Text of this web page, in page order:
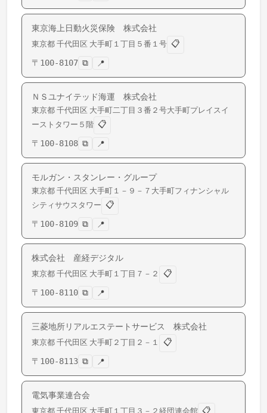
東京海上日動火災保険 株式会社
東京都 千代田区 大手町 １丁目５番１号 📋
〒 100-8107 ⧉ 📍
ＮＳユナイテッド海運 株式会社
東京都 千代田区 大手町二丁目３番２号大手町プレイスイ
ーストタワー５階 📋
〒 100-8108 ⧉ 📍
モルガン・スタンレー・グループ
東京都 千代田区 大手町 １－９－７大手町フィナンシャル
シティサウスタワー 📋
〒 100-8109 ⧉ 📍
株式会社 産経デジタル
東京都 千代田区 大手町 １丁目７－２
📋
〒 100-8110 ⧉ 📍
三菱地所リアルエステートサービス 株式会社
東京都 千代田区 大手町 ２丁目２－１
📋
〒 100-8113 ⧉ 📍
電気事業連合会
東京都 千代田区 大手町 １丁目３－２経団連会館 📋